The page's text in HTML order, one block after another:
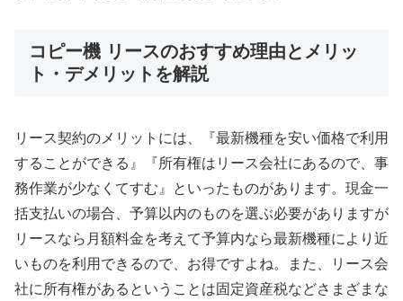
コピー機 リースのおすすめ理由とメリッ
ト・デメリットを解説
リース契約のメリットには、『最新機種を安い価格で利用
することができる』『所有権はリース会社にあるので、事
務作業が少なくてすむ』といったものがあります。現金一
括支払いの場合、予算以内のものを選ぶ必要がありますが
リースなら月額料金を考えて予算内なら最新機種により近
いものを利用できるので、お得ですよね。また、リース会
社に所有権があるということは固定資産税などさまざまな